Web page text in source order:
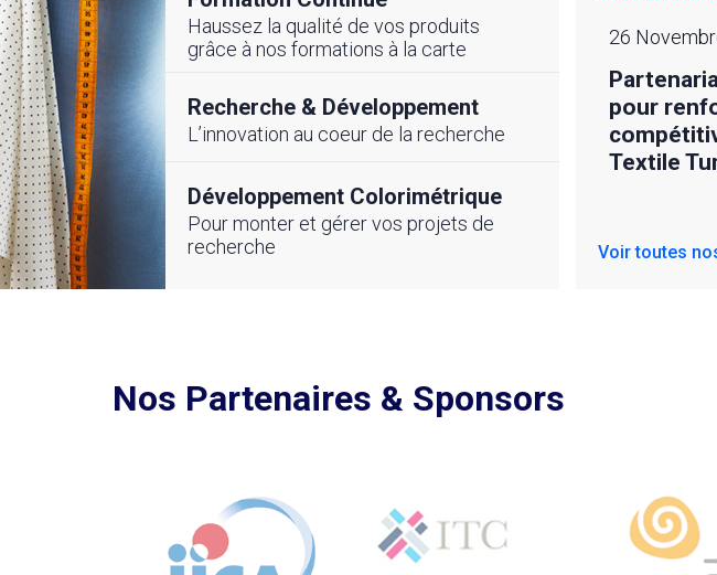
Haussez la qualité de vos produits
grâce à nos formations à la carte
Recherche & Développement
L’innovation au coeur de la recherche
Développement Colorimétrique
Pour monter et gérer vos projets de
recherche
2025
de
CETTEX-
la Compétitivité
et Digitale du
Habillement
nos actualités
26 Novembre 2025
pour renforcer la
compétitivité du secteur
Voir toutes nos actualités
23
Audit de
ISO
CETTEX
Nos Partenaires & Sponsors